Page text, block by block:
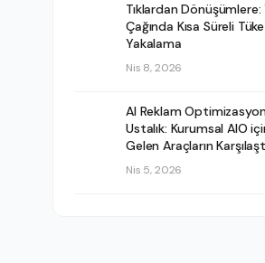
Tıklardan
Çağında Kısa Süreli
Yakalama
Nis 8, 2026
AI Reklam
Ustalık: Kurumsal AIO
Gelen Araçların
Nis 5, 2026